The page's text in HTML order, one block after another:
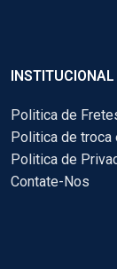
INSTITUCIONAL
Politica de
Politica de troca
Politica de
Contate-Nos